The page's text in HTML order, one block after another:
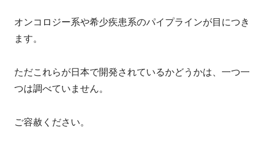
オンコロジー系や希少疾患系のパイプラインが目につき
ます。
ただこれらが日本で開発されているかどうかは、一つ一
つは調べていません。
ご容赦ください。